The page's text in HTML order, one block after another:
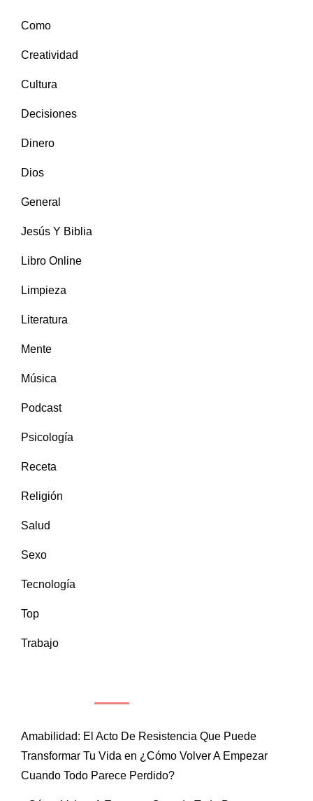
Como
Creatividad
Cultura
Decisiones
Dinero
Dios
General
Jesús Y Biblia
Libro Online
Limpieza
Literatura
Mente
Música
Podcast
Psicología
Receta
Religión
Salud
Sexo
Tecnología
Top
Trabajo
Amabilidad: El Acto De Resistencia Que Puede
Transformar Tu Vida en ¿Cómo Volver A Empezar
Cuando Todo Parece Perdido?